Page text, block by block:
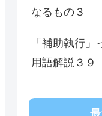
なるもの３
「補助執行
用語解説３９